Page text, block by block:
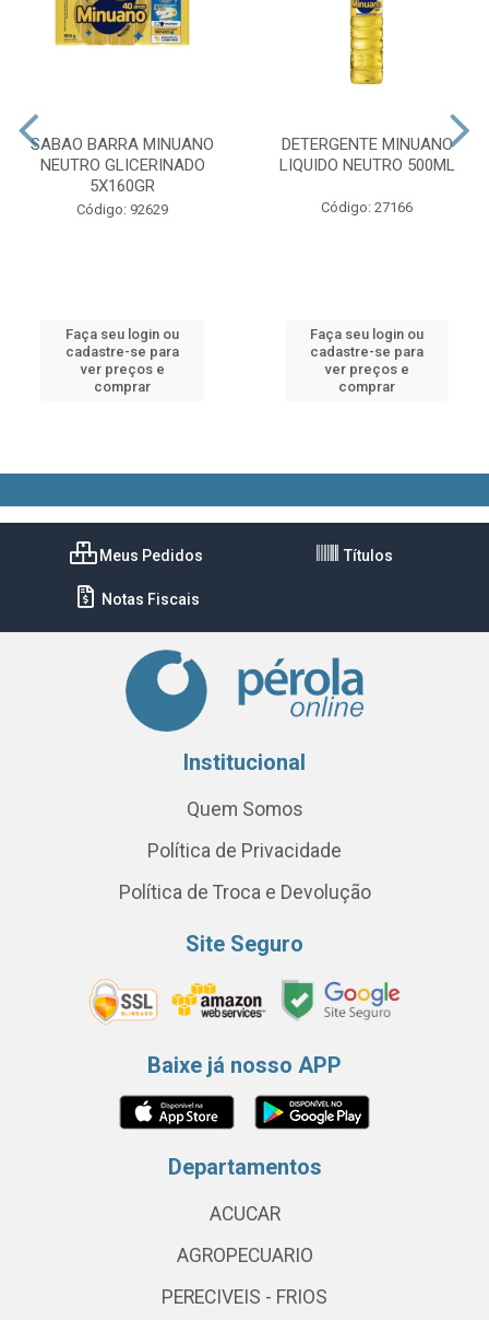
SABAO BARRA MINUANO
NEUTRO GLICERINADO
5X160GR
Código: 92629
Faça seu login ou
cadastre-se para
ver preços e
comprar
DETERGENTE MINUANO
LIQUIDO NEUTRO 500ML
Código: 27166
Faça seu login ou
cadastre-se para
ver preços e
comprar
Meus Pedidos Títulos
Notas Fiscais
Institucional
Quem Somos
Política de Privacidade
Política de Troca e Devolução
Site Seguro
Baixe já nosso APP
Departamentos
ACUCAR
AGROPECUARIO
PERECIVEIS - FRIOS